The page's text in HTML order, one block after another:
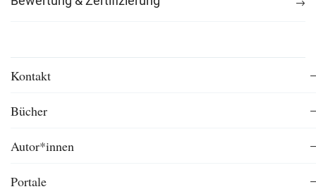
Kontakt
Bücher
Autor*innen
Portale